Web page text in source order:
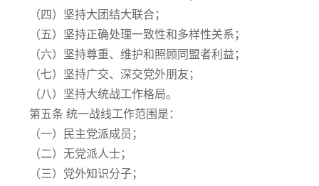
（四）坚持大团结大联合；
（五）坚持正确处理一致性和多样性关系；
（六）坚持尊重、维护和照顾同盟者利益；
（七）坚持广交、深交党外朋友；
（八）坚持大统战工作格局。
第五条 统一战线工作范围是：
（一）民主党派成员；
（二）无党派人士；
（三）党外知识分子；